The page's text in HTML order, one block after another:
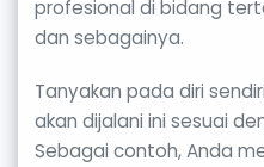
profesional di bidang
dan sebagainya.
Tanyakan pada diri
akan dijalani ini sesuai
Sebagai contoh, Anda